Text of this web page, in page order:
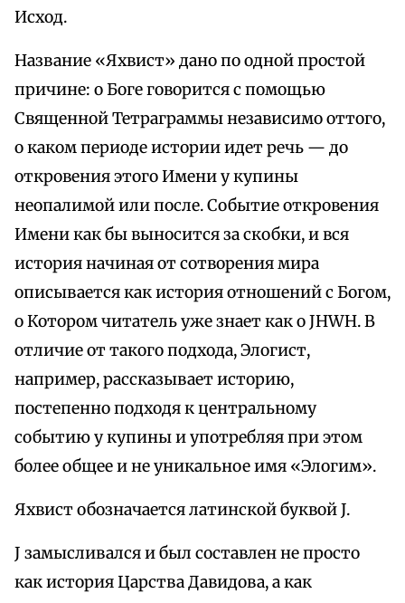
Исход.
Название «Яхвист» дано по одной простой
причине: о Боге говорится с помощью
Священной Тетраграммы независимо оттого,
о каком периоде истории идет речь — до
откровения этого Имени у купины
неопалимой или после. Событие откровения
Имени как бы выносится за скобки, и вся
история начиная от сотворения мира
описывается как история отношений с Богом,
о Котором читатель уже знает как о JHWH. В
отличие от такого подхода, Элогист,
например, рассказывает историю,
постепенно подходя к центральному
событию у купины и употребляя при этом
более общее и не уникальное имя «Элогим».
Яхвист обозначается латинской буквой J.
J замысливался и был составлен не просто
как история Царства Давидова, а как